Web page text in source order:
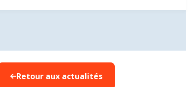
Retour aux actualités